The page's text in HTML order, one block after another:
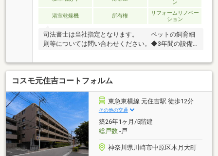
ついて、ご見学希望のお客様は下記番号までお気軽に
ご連絡下さい。お問い合わせ専用フリーダイヤル ：０
ン
浴室乾燥機 所有権
リフォームリノベー
ション
司法書士は当社指定となります。 ペットの飼育細
則等については問い合わせください。◆3年間の設備
軽減する「あんしん保証」サービスを用意しておりま
す。（※諸条件あり）◆24時間トラブル対応◆成約さ
れたお客様には、突発的な設備トラブルに対応する
「駆けつけ」サービスを提供しております。24時間
365日コールセンター対応、30分以内の一次応急処置
を無料で実施。（※諸条件あり）
コスモ元住吉コートフォルム
東急東横線 元住吉駅 徒歩12分
その他の交通
築26年1ヶ月/5階建
総戸数-戸
神奈川県川崎市中原区木月大町